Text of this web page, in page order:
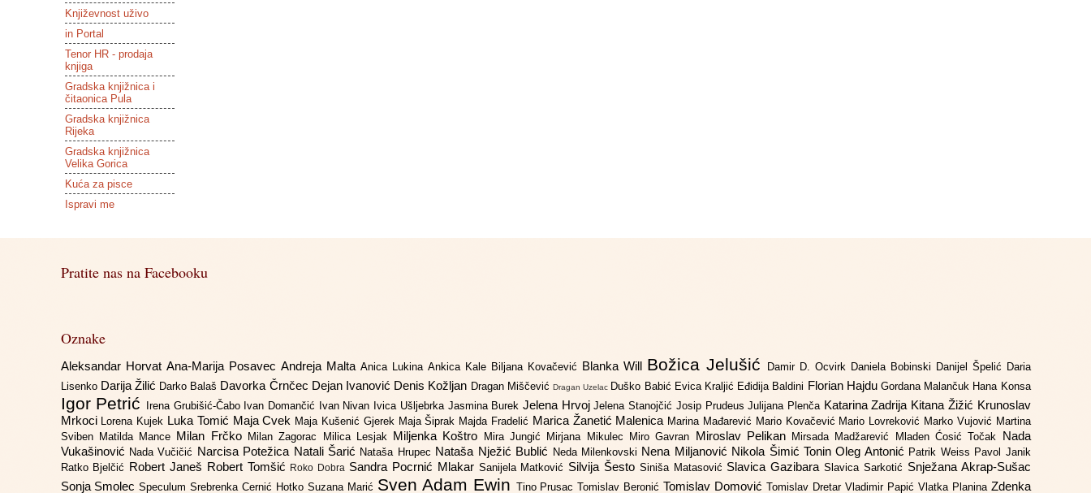
Književnost uživo
in Portal
Tenor HR - prodaja
knjiga
Gradska knjižnica i
čitaonica Pula
Gradska knjižnica
Rijeka
Gradska knjižnica
Velika Gorica
Kuća za pisce
Ispravi me
Pratite nas na Facebooku
Oznake
Aleksandar Horvat Ana-Marija Posavec Andreja Malta Anica Lukina Ankica Kale Biljana Kovačević Blanka Will Božica Jelušić Damir D. Ocvirk Daniela Bobinski Danijel Špelić Daria
Lisenko Darija Žilić Darko Balaš Davorka Črnčec Dejan Ivanović Denis Kožljan Dragan MiščevićDragan Uzelac Duško Babić Evica Kraljić Eđidija Baldini Florian Hajdu Gordana Malančuk Hana Konsa
Igor Petrić Irena Grubišić-Čabo Ivan Domančić Ivan Nivan Ivica Ušljebrka Jasmina BurekJelena HrvojJelena Stanojčić Josip PrudeusJulijana Plenča Katarina Zadrija Kitana Žižić Krunoslav
Mrkoci Lorena Kujek Luka Tomić Maja Cvek Maja Kušenić Gjerek Maja Šiprak Majda Fradelić Marica Žanetić Malenica Marina Mađarević Mario Kovačević Mario Lovreković Marko Vujović Martina
Sviben Matilda Mance Milan Frčko Milan Zagorac Milica Lesjak Miljenka Koštro Mira Jungić Mirjana Mikulec Miro Gavran Miroslav Pelikan Mirsada Madžarević Mladen Ćosić Točak Nada
Vukašinović Nada Vučičić Narcisa Potežica Natali Šarić Nataša Hrupec Nataša Nježić Bublić Neda Milenkovski Nena Miljanović Nikola Šimić ToninOleg Antonić Patrik Weiss Pavol Janik
Ratko Bjelčić Robert Janeš Robert Tomšić Roko Dobra Sandra Pocrnić Mlakar Sanijela Matković Silvija Šesto Siniša Matasović Slavica GazibaraSlavica Sarkotić Snježana Akrap-Sušac
Sonja SmolecSpeculumSrebrenka Cernić Hotko Suzana Marić Sven Adam Ewin Tino PrusacTomislav Beronić Tomislav DomovićTomislav Dretar Vladimir Papić Vlatka Planina Zdenka